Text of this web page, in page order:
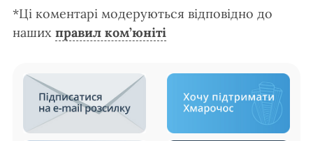
*Ці коментарі модеруються відповідно до
наших правил ком’юніті